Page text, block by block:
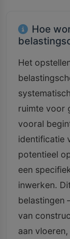
Hoe
Het
ruimte voor
vooral
identificatie
potentieel
een
inwerken.
belastingen
van
aan